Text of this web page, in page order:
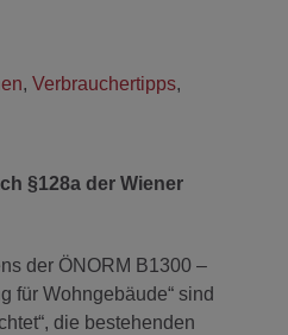
, Verbrauchertipps,
§128a der Wiener
der ÖNORM B1300 –
für Wohngebäude“ sind
die bestehenden